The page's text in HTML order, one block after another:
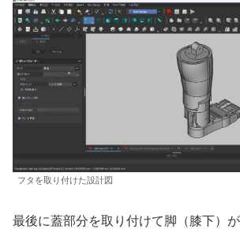
フタを取り付けた設計図
最後に蓋部分を取り付けて脚（膝下）が